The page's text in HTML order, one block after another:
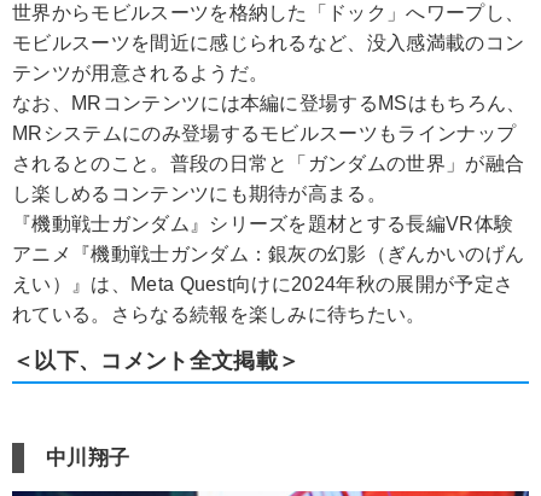
世界からモビルスーツを格納した「ドック」へワープし、
モビルスーツを間近に感じられるなど、没入感満載のコン
テンツが用意されるようだ。
なお、MRコンテンツには本編に登場するMSはもちろん、
MRシステムにのみ登場するモビルスーツもラインナップ
されるとのこと。普段の日常と「ガンダムの世界」が融合
し楽しめるコンテンツにも期待が高まる。
『機動戦士ガンダム』シリーズを題材とする長編VR体験
アニメ『機動戦士ガンダム：銀灰の幻影（ぎんかいのげん
えい）』は、Meta Quest向けに2024年秋の展開が予定さ
れている。さらなる続報を楽しみに待ちたい。
＜以下、コメント全文掲載＞
中川翔子